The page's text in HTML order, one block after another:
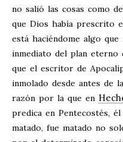
no salió las cosas como
que Dios había prescrito
está haciéndome algo
inmediato del plan eterno
que el escritor de
inmolado desde antes de
razón por la que en
predica en Pentecostés,
matado, fue matado no